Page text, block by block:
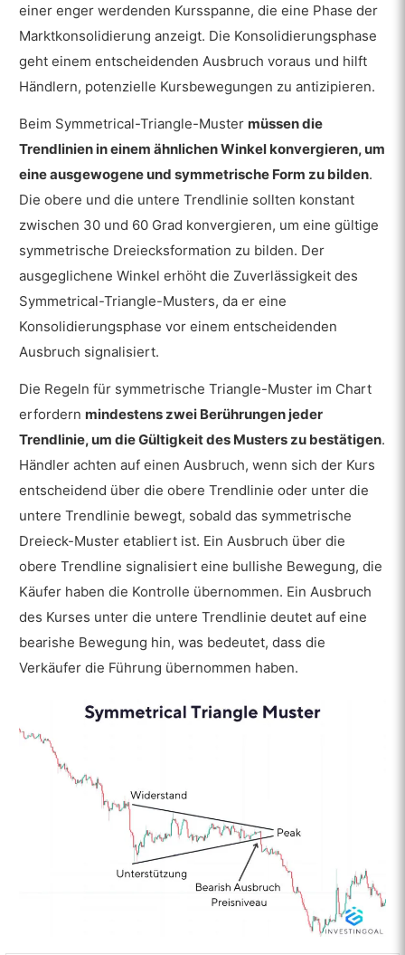
einer enger werdenden Kursspanne, die eine Phase der
Marktkonsolidierung anzeigt. Die Konsolidierungsphase
geht einem entscheidenden Ausbruch voraus und hilft
Händlern, potenzielle Kursbewegungen zu antizipieren.
Beim Symmetrical-Triangle-Muster müssen die
Trendlinien in einem ähnlichen Winkel konvergieren, um
eine ausgewogene und symmetrische Form zu bilden.
Die obere und die untere Trendlinie sollten konstant
zwischen 30 und 60 Grad konvergieren, um eine gültige
symmetrische Dreiecksformation zu bilden. Der
ausgeglichene Winkel erhöht die Zuverlässigkeit des
Symmetrical-Triangle-Musters, da er eine
Konsolidierungsphase vor einem entscheidenden
Ausbruch signalisiert.
Die Regeln für symmetrische Triangle-Muster im Chart
erfordern mindestens zwei Berührungen jeder
Trendlinie, um die Gültigkeit des Musters zu bestätigen.
Händler achten auf einen Ausbruch, wenn sich der Kurs
entscheidend über die obere Trendlinie oder unter die
untere Trendlinie bewegt, sobald das symmetrische
Dreieck-Muster etabliert ist. Ein Ausbruch über die
obere Trendline signalisiert eine bullishe Bewegung, die
Käufer haben die Kontrolle übernommen. Ein Ausbruch
des Kurses unter die untere Trendlinie deutet auf eine
bearishe Bewegung hin, was bedeutet, dass die
Verkäufer die Führung übernommen haben.